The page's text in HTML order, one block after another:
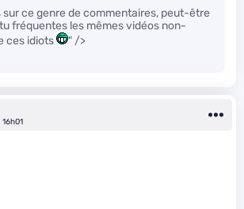
ce genre de commentaires, peut-être
fréquentes les mêmes vidéos non-
ces idiots
" />